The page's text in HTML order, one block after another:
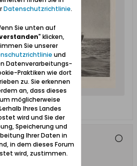
Datenschutzrichtlinie.
Sie unten auf
" klicken,
Sie unserer
und
Datenverarbeitungs-
Praktiken wie dort
zu. Sie erkennen
an, dass dieses
möglicherweise
Ihres Landes
wird und Sie der
Speicherung und
Ihrer Daten in
in dem dieses Forum
wird, zustimmen.